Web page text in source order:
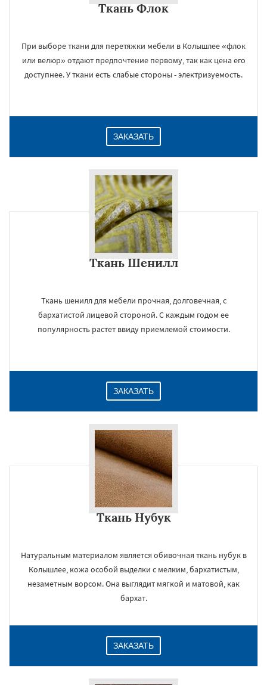
Ткань Флок
При выборе ткани для перетяжки мебели в Колышлее «флок
или велюр» отдают предпочтение первому, так как цена его
доступнее. У ткани есть слабые стороны - электризуемость.
ЗАКАЗАТЬ
Ткань Шенилл
Ткань шенилл для мебели прочная, долговечная, с
бархатистой лицевой стороной. С каждым годом ее
популярность растет ввиду приемлемой стоимости.
ЗАКАЗАТЬ
Ткань Нубук
Натуральным материалом является обивочная ткань нубук в
Колышлее, кожа особой выделки с мелким, бархатистым,
незаметным ворсом. Она выглядит мягкой и матовой, как
бархат.
ЗАКАЗАТЬ